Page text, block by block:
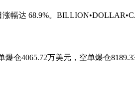
幅达 68.9%。
仓4065.72万美元，空单爆仓